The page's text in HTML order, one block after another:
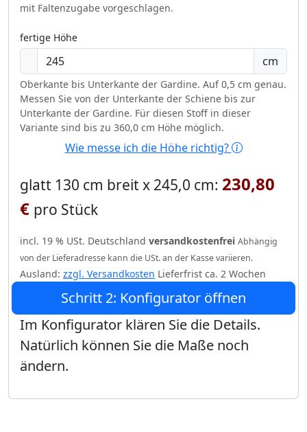
mit Faltenzugabe vorgeschlagen.
fertige Höhe
cm
Oberkante bis Unterkante der Gardine. Auf 0,5 cm genau.
Messen Sie von der Unterkante der Schiene bis zur
Unterkante der Gardine. Für diesen Stoff in dieser
Variante sind bis zu 360,0 cm Höhe möglich.
Wie messe ich die Höhe richtig?
glatt 130 cm breit x 245,0 cm: 230,80
€ pro Stück
incl. 19 % USt. Deutschland versandkostenfrei Abhängig
von der Lieferadresse kann die USt. an der Kasse variieren.
Ausland: zzgl. Versandkosten Lieferfrist ca. 2 Wochen
Schritt 2: Konfigurator öffnen
Im Konfigurator klären Sie die Details.
Natürlich können Sie die Maße noch
ändern.